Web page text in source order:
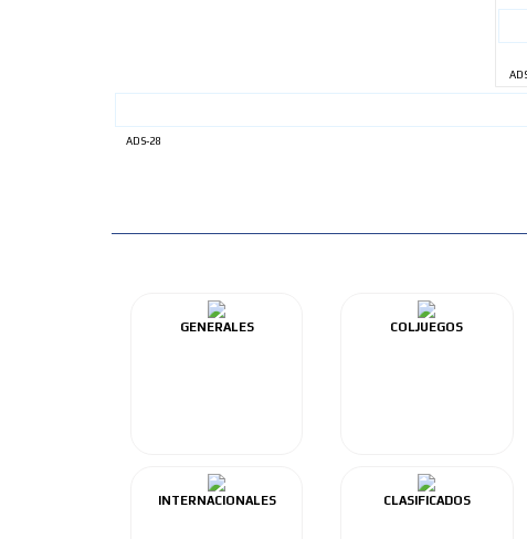
ADS-28
GENERALES COLJUEGOS
INTERNACIONALES CLASIFICADOS